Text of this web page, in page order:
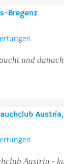
Bregenz
und
Austria,
Austria -